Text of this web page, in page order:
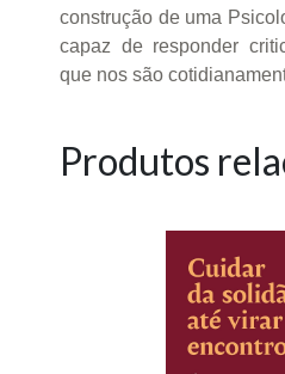
construção de uma
capaz de responder
que nos são
Produtos